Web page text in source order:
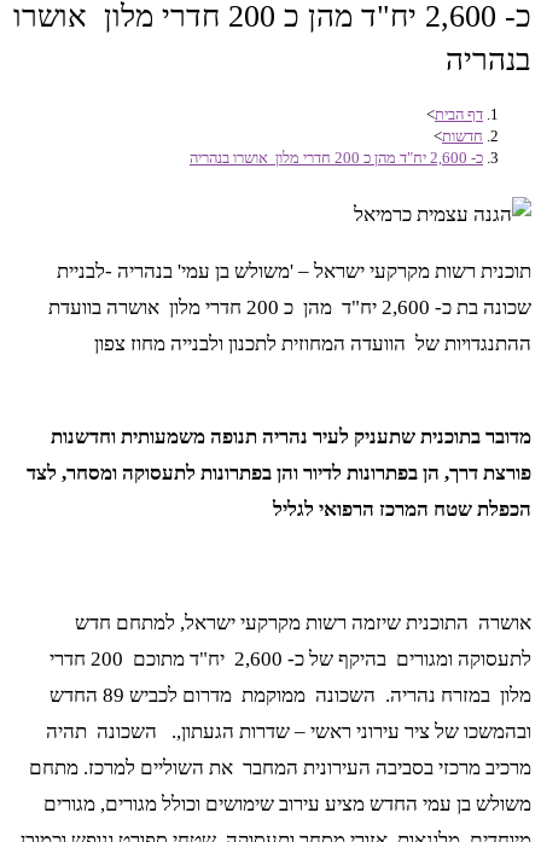
כ- 2,600 יח"ד מהן כ 200 חדרי מלון אושרו
בנהריה
דף הבית>
חדשות>
כ- 2,600 יח"ד מהן כ 200 חדרי מלון אושרו בנהריה
תוכנית רשות מקרקעי ישראל – 'משולש בן עמי' בנהריה -לבניית
שכונה בת כ- 2,600 יח"ד מהן כ 200 חדרי מלון אושרה בוועדת
ההתנגדויות של הוועדה המחוזית לתכנון ולבנייה מחוז צפון
מדובר בתוכנית שתעניק לעיר נהריה תנופה משמעותית וחדשנות
פורצת דרך, הן בפתרונות לדיור והן בפתרונות לתעסוקה ומסחר, לצד
הכפלת שטח המרכז הרפואי לגליל
אושרה התוכנית שיזמה רשות מקרקעי ישראל, למתחם חדש
לתעסוקה ומגורים בהיקף של כ- 2,600 יח"ד מתוכם 200 חדרי
מלון במזרח נהריה. השכונה ממוקמת מדרום לכביש 89 החדש
ובהמשכו של ציר עירוני ראשי – שדרות הגעתון,. השכונה תהיה
מרכיב מרכזי בסביבה העירונית המחבר את השוליים למרכז. מתחם
משולש בן עמי החדש מציע עירוב שימושים וכולל מגורים, מגורים